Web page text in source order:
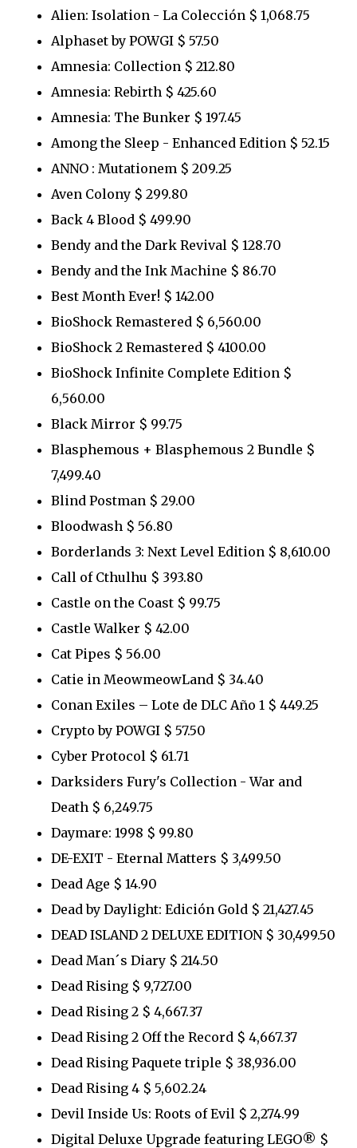
Alien: Isolation - La Colección $ 1,068.75
Alphaset by POWGI $ 57.50
Amnesia: Collection $ 212.80
Amnesia: Rebirth $ 425.60
Amnesia: The Bunker $ 197.45
Among the Sleep - Enhanced Edition $ 52.15
ANNO : Mutationem $ 209.25
Aven Colony $ 299.80
Back 4 Blood $ 499.90
Bendy and the Dark Revival $ 128.70
Bendy and the Ink Machine $ 86.70
Best Month Ever! $ 142.00
BioShock Remastered $ 6,560.00
BioShock 2 Remastered $ 4100.00
BioShock Infinite Complete Edition $
6,560.00
Black Mirror $ 99.75
Blasphemous + Blasphemous 2 Bundle $
7,499.40
Blind Postman $ 29.00
Bloodwash $ 56.80
Borderlands 3: Next Level Edition $ 8,610.00
Call of Cthulhu $ 393.80
Castle on the Coast $ 99.75
Castle Walker $ 42.00
Cat Pipes $ 56.00
Catie in MeowmeowLand $ 34.40
Conan Exiles – Lote de DLC Año 1 $ 449.25
Crypto by POWGI $ 57.50
Cyber Protocol $ 61.71
Darksiders Fury's Collection - War and
Death $ 6,249.75
Daymare: 1998 $ 99.80
DE-EXIT - Eternal Matters $ 3,499.50
Dead Age $ 14.90
Dead by Daylight: Edición Gold $ 21,427.45
DEAD ISLAND 2 DELUXE EDITION $ 30,499.50
Dead Man´s Diary $ 214.50
Dead Rising $ 9,727.00
Dead Rising 2 $ 4,667.37
Dead Rising 2 Off the Record $ 4,667.37
Dead Rising Paquete triple $ 38,936.00
Dead Rising 4 $ 5,602.24
Devil Inside Us: Roots of Evil $ 2,274.99
Digital Deluxe Upgrade featuring LEGO® $